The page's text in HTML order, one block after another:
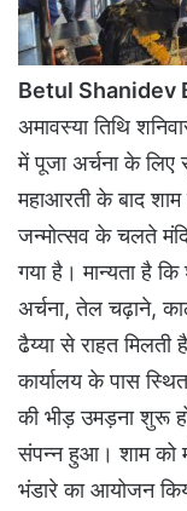
Betul Shanidev
अमावस्या तिथि
में पूजा अर्चना के लिए
महाआरती के बाद
जन्मोत्सव के चलते
गया है। मान्यता है
अर्चना, तेल चढ़ाने,
ढैय्या से राहत
कार्यालय के पास
की भीड़ उमड़ना शुरू
संपन्न हुआ। शाम को
भंडारे का आयोजन